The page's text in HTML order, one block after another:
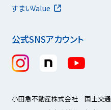
公式SNSアカウント
すまいValue
小田急不動産株式会社 国土交